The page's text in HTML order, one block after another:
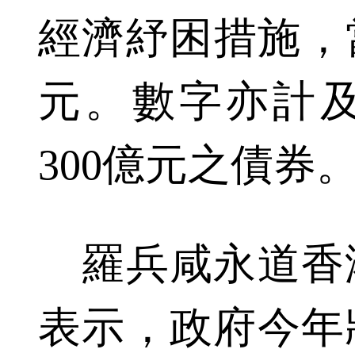
經濟紓困措施
元。數字亦計
300億元之債券
羅兵咸永道香
表示，政府今